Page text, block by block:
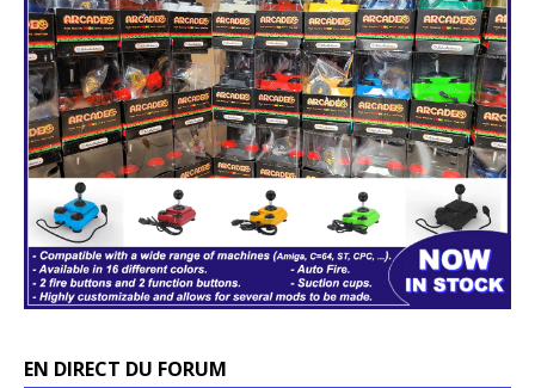
EN DIRECT DU FORUM